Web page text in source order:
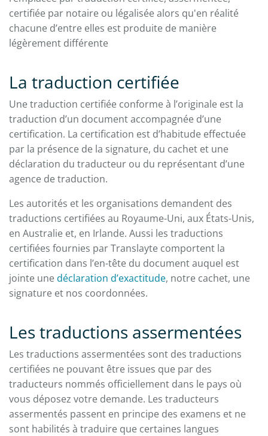
certifiée par notaire ou légalisée alors qu'en réalité
chacune d’entre elles est produite de manière
légèrement différente
La traduction certifiée
Une traduction certifiée conforme à l’originale est la
traduction d’un document accompagnée d’une
certification. La certification est d’habitude effectuée
par la présence de la signature, du cachet et une
déclaration du traducteur ou du représentant d’une
agence de traduction.
Les autorités et les organisations demandent des
traductions certifiées au Royaume-Uni, aux États-Unis,
en Australie et, en Irlande. Aussi les traductions
certifiées fournies par Translayte comportent la
certification dans l’en-tête du document auquel est
jointe unedéclaration d’exactitude, notre cachet, une
signature et nos coordonnées.
Les traductions assermentées
Les traductions assermentées sont des traductions
certifiées ne pouvant être issues que par des
traducteurs nommés officiellement dans le pays où
vous déposez votre demande. Les traducteurs
assermentés passent en principe des examens et ne
sont habilités à traduire que certaines langues